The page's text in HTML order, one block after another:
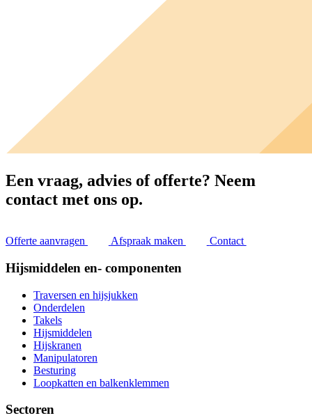
Een vraag, advies of offerte? Neem
contact met ons op.
Offerte aanvragen Afspraak maken Contact
Hijsmiddelen en- componenten
Traversen en hijsjukken
Onderdelen
Takels
Hijsmiddelen
Hijskranen
Manipulatoren
Besturing
Loopkatten en balkenklemmen
Sectoren